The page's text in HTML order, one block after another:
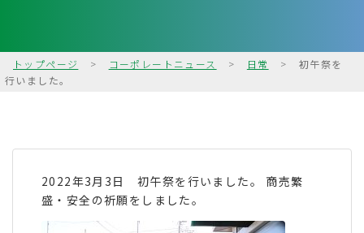
トップページ > コーポレートニュース > 日常 >
初午祭を
行いました。
2022年3月3日 初午祭を行いました。 商売繁
盛・安全の祈願をしました。